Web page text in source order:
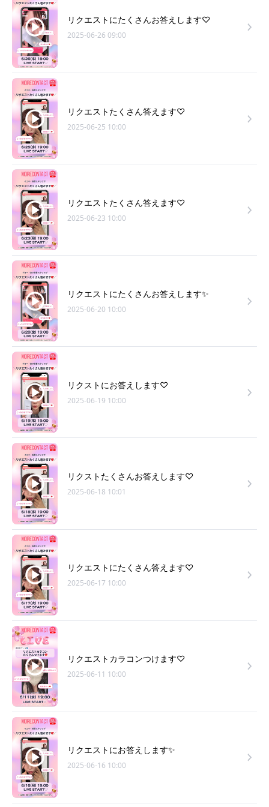
リクエストにたくさんお答えします♡
2025-06-26 09:00
リクエストたくさん答えます♡
2025-06-25 10:00
リクエストたくさん答えます♡
2025-06-23 10:00
リクエストにたくさんお答えします✨
2025-06-20 10:00
リクストにお答えします♡
2025-06-19 10:00
リクストたくさんお答えします♡
2025-06-18 10:01
リクエストにたくさん答えます♡
2025-06-17 10:00
リクエストカラコンつけます♡
2025-06-11 10:00
リクエストにお答えします✨
2025-06-16 10:00